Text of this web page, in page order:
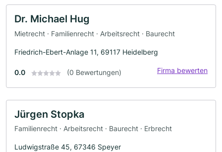
Dr. Michael Hug
Mietrecht · Familienrecht · Arbeitsrecht · Baurecht
Friedrich-Ebert-Anlage 11, 69117 Heidelberg
0.0 (0 Bewertungen) Firma bewerten
Jürgen Stopka
Familienrecht · Arbeitsrecht · Baurecht · Erbrecht
Ludwigstraße 45, 67346 Speyer